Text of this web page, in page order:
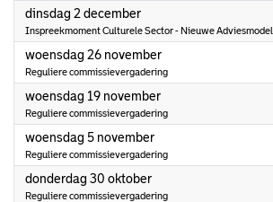
dinsdag 2 december2025
Inspreekmoment Culturele Sector - Nieuwe Adviesmodel
woensdag 26 november2025
Reguliere commissievergadering
woensdag 19 november2025
Reguliere commissievergadering
woensdag 5 november2025
Reguliere commissievergadering
donderdag 30 oktober2025
Reguliere commissievergadering